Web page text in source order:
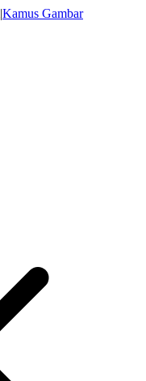
|Kamus Gambar